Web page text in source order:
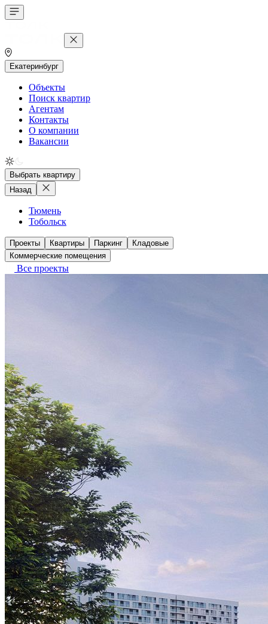
Екатеринбург
Объекты
Поиск квартир
Агентам
Контакты
О компании
Вакансии
Выбрать квартиру
Назад
Тюмень
Тобольск
Проекты Квартиры Паркинг
Кладовые
Коммерческие помещения
Все проекты